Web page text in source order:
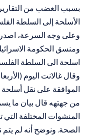
بسبب الغضب من
الأسلحة إلى السلطة
وعلى وجه السرعة، اصدر
ومنسق الحكومة
اسلحة الى السلطة
وقال غالانت اليوم
الموافقة على نقل
من جهتهه قال بيان ما
المنشوات المختلفة
الصحة. ونوضح أنه لم يتم